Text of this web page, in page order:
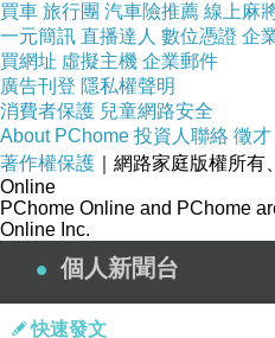
對全部人類經驗的最終裁判
暴，由節制走向霸佔。
所以真正成熟的理解方式是
科學主要處理的是機制，身
受。前者回答的是事情如何
這些事情之後，如何不被壓
果，後者幫助人整理失衡與
開，很多地方也會互相接觸
買車 旅行團 汽車險推薦 線上麻
一元簡訊 直播達人 數位憑證 企
買網址 虛擬主機 企業郵件
廣告刊登 隱私權聲明
消費者保護 兒童網路安全
About PChome 投資人聯絡 徵才
著作權保護 ｜網路家庭版權所有
Online
PChome Online and PChome
Online Inc.
個人新聞台
快速發文